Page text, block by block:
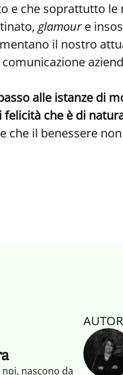
che soprattutto le
glamoure
il nostro
alle istanze di
che è di
che il benessere
nascono da